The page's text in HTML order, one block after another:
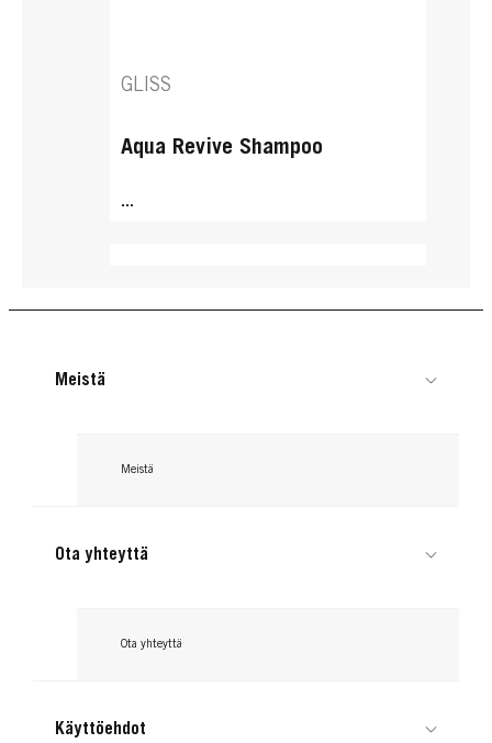
GLISS
Aqua Revive Shampoo
...
...
GLISS
Meistä
Meistä
Ota yhteyttä
Ota yhteyttä
Käyttöehdot